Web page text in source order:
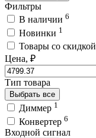
Фильтры
В наличии 6
Новинки 1
Товары со скидкой
Цена, ₽
Тип товара
Выбрать все
Диммер 1
Конвертер 6
Входной сигнал